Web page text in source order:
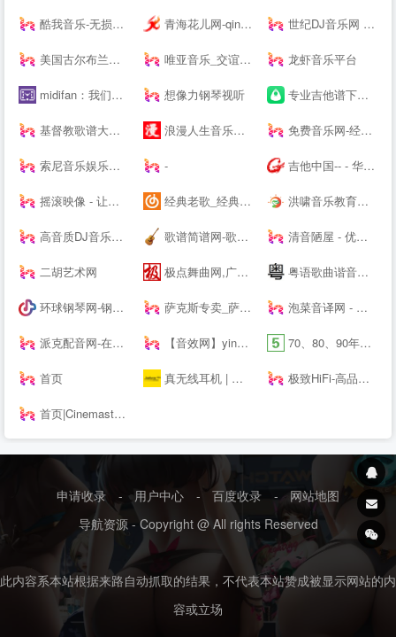
酷我音乐-无损音质正版在线试听网站 青海花儿网-qinghaihuaer.com.cn 世纪DJ音乐网 - 无损高品质DJ舞曲分享,音质最好的DJ免费下载网站
美国古尔布兰森GULBRANSEN-百年高端品牌钢琴-（中国）-- 唯亚音乐_交谊舞曲_舞厅舞曲大全_夜场交谊舞曲 龙虾音乐平台
midifan：我们关注电脑音乐 想像力钢琴视听 专业吉他谱下载平台 - 吉他世界
基督教歌谱大全-分享基督教赞美诗歌简谱，五线谱，和弦谱，歌词的最佳网站! 浪漫人生音乐网,www.dj191.com,车载音乐,慢摇中文,武汉dj193,最新好听的dj,音乐串烧,Dj视频下载,免费下载 免费音乐网-经典歌曲大全、无损MP3歌曲免费下载
索尼音乐娱乐中国 | Sony Music Entertainment China - 吉他中国-- - 华语首席吉他门户！中文旗舰吉他多维平台！
摇滚映像 - 让生活看见希望 经典老歌_经典老歌大全_经典老歌100首怀旧连播 洪啸音乐教育工作站 - 音乐教师的网络家园 - Powered by Discuz!
高音质DJ音乐盒2020---320kbps高清DJ播放器 dj音乐盒2016 歌谱简谱网-歌谱网_搜谱网_中国歌谱网简谱大全 清音陋屋 - 优美纯音乐精美散文分享网站
二胡艺术网 极点舞曲网,广场舞,中国好舞蹈,鬼步舞,交谊舞曲,交谊舞曲网站,交谊舞曲免费下载,dj舞曲免费下载,dj舞曲下载,舞曲大全,劲爆dj舞曲,好听的dj舞曲 粤语歌曲谐音网-粤语歌词谐音网
环球钢琴网-钢琴曲-钢琴谱-钢琴入门-钢琴考级 萨克斯专卖_萨克斯价格_进口萨克斯_萨克斯厂家-台湾Sertur/萨尔特萨克斯【官网】 泡菜音译网 - 韩语歌词音译,谐音歌词,韩剧ost音译分享平台
派克配音网-在线配音网站_广告宣传片配音_动画游戏配音公司 【音效网】yinxiao.com-音效,音效网,免费音效素材,音效素材网,音效素材,音效网,音效素材网,音效素材下载,音效素材网站,中国音效素材,音效素材,音效网 70、80、90年代经典老歌尽在-经典老歌网
首页 真无线耳机 | 蓝牙耳机 | 蓝牙耳机品牌排行榜前十名 | 骨传导耳机ANC | 北欧耳机品牌 TWS | 捷波朗 Jabra 极致HiFi-高品质无损音乐下载站
首页|Cinemaster影音大师--
申请收录 - 用户中心 - 百度收录 -
网站地图
导航资源 - Copyright @ All rights Reserved
此内容系本站根据来路自动抓取的结果，不代表本站赞成被显示网站的内
容或立场